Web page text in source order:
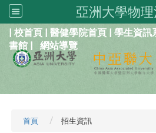
亞洲大學物
| 校首頁 | 醫健學院首頁 | 學生資訊
書館 | 網站導覽
首頁 招生資訊